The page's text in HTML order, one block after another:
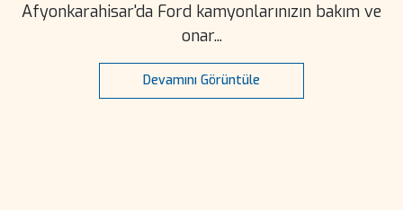
Afyonkarahisar'da Ford kamyonlarınızın bakım ve
onar...
Devamını Görüntüle